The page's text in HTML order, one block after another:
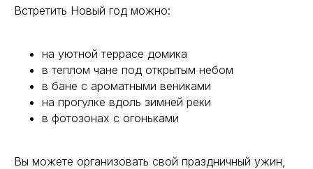
Встретить Новый год можно:
на уютной террасе домика
в теплом чане под открытым небом
в бане с ароматными вениками
на прогулке вдоль зимней реки
в фотозонах с огоньками
Вы можете организовать свой праздничный ужин,